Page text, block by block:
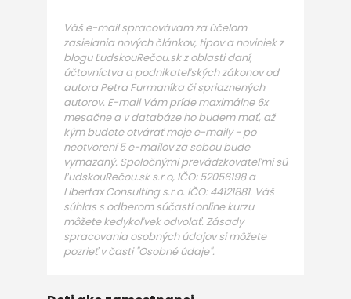
Váš e-mail spracovávam za účelom
zasielania nových článkov, tipov a noviniek z
blogu ĽudskouRečou.sk z oblasti daní,
účtovníctva a podnikateľských zákonov od
autora Petra Furmaníka či spriaznených
autorov. E-mail Vám príde maximálne 6x
mesačne a v databáze ho budem mať, až
kým budete otvárať moje e-maily - po
neotvorení 5 e-mailov za sebou bude
vymazaný. Spoločnými prevádzkovateľmi sú
ĽudskouRečou.sk s.r.o, IČO: 52056198 a
Libertax Consulting s.r.o. IČO: 44121881. Váš
súhlas s odberom súčastí online kurzu
môžete kedykoľvek odvolať. Zásady
spracovania osobných údajov si môžete
pozrieť v časti "Osobné údaje".